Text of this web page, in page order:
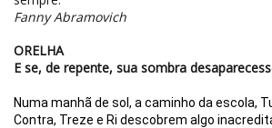
Fanny Abramovich
ORELHA
E se, de repente, sua sombra
Numa manhã de sol, a caminho da escola,
Contra, Treze e Ri descobrem algo